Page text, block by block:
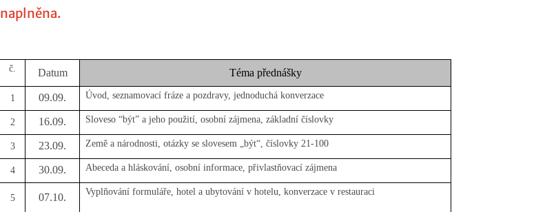
naplněna.
č. Datum Téma přednášky
1 09.09. Úvod, seznamovací fráze a pozdravy, jednoduchá konverzace
2 16.09. Sloveso “být” a jeho použití, osobní zájmena, základní číslovky
3 23.09. Země a národnosti, otázky se slovesem „být“, číslovky 21-100
4 30.09. Abeceda a hláskování, osobní informace, přivlastňovací zájmena
5 07.10. Vyplňování formuláře, hotel a ubytování v hotelu, konverzace v restauraci